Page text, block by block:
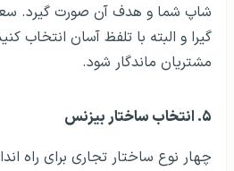
شاپ شما و هدف آن صورت گیرد.
گیرا و البته با تلفظ آسان انتخاب
مشتریان ماندگار شود.
۵. انتخاب ساختار بیزنس
چهار نوع ساختار تجاری برای راه